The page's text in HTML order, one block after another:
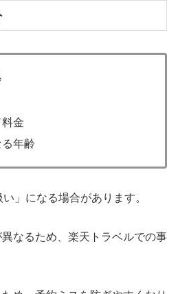
金
年齢
」になる場合があります。
なるため、楽天トラベルでの事